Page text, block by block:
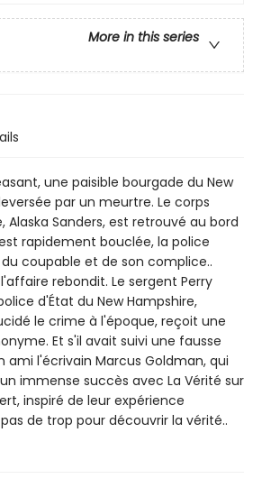
More in this series
une paisible bourgade du New
par un meurtre. Le corps
Sanders, est retrouvé au bord
rapidement bouclée, la police
coupable et de son complice..
rebondit. Le sergent Perry
d'État du New Hampshire,
le crime à l'époque, reçoit une
Et s'il avait suivi une fausse
ami l'écrivain Marcus Goldman, qui
immense succès avec La Vérité sur
inspiré de leur expérience
de trop pour découvrir la vérité..